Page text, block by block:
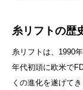
糸リフトの歴
糸リフトは、1990
年代初頭に欧米で
くの進化を遂げて